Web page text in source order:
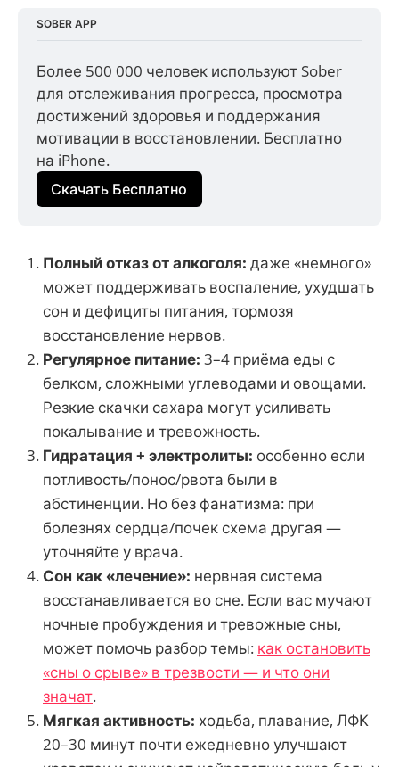
SOBER APP
Более 500 000 человек используют Sober
для отслеживания прогресса, просмотра
достижений здоровья и поддержания
мотивации в восстановлении. Бесплатно
на iPhone.
Скачать Бесплатно
Полный отказ от алкоголя: даже «немного»
может поддерживать воспаление, ухудшать
сон и дефициты питания, тормозя
восстановление нервов.
Регулярное питание: 3–4 приёма еды с
белком, сложными углеводами и овощами.
Резкие скачки сахара могут усиливать
покалывание и тревожность.
Гидратация + электролиты: особенно если
потливость/понос/рвота были в
абстиненции. Но без фанатизма: при
болезнях сердца/почек схема другая —
уточняйте у врача.
Сон как «лечение»: нервная система
восстанавливается во сне. Если вас мучают
ночные пробуждения и тревожные сны,
может помочь разбор темы: как остановить
«сны о срыве» в трезвости — и что они
значат.
Мягкая активность: ходьба, плавание, ЛФК
20–30 минут почти ежедневно улучшают